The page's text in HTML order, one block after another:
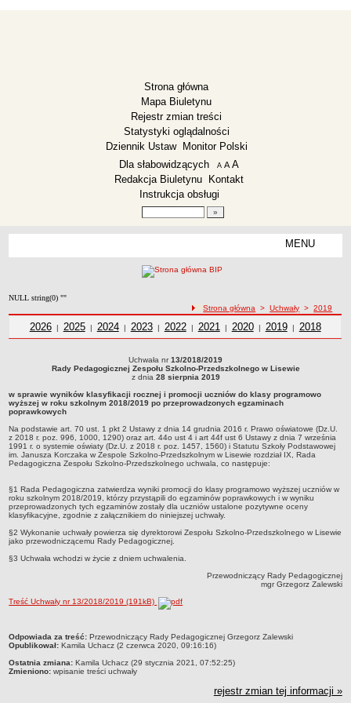
Strona główna
Mapa Biuletynu
Rejestr zmian treści
Statystyki oglądalności
Dziennik Ustaw
Monitor Polski
Menu dodatkowe
Dla słabowidzących A pomniejsz czcionkę
A standardowy rozmiar czcionki
A
Redakcja Biuletynu
Kontakt
Instrukcja obsługi
MENU
ZESPÓŁ SZKOLNO-PRZEDSZKOLNY LISEWO
Dane teleadresowe
Dyrekcja
Regulaminy
Kontrole Zewnętrzne
Dokumenty wewnętrzne
Zamówieia publiczne
Oferty pracy
Oświadczenie majątkowe
Finanse
Rekrutacja
Aktualności
NULL string(0) ""
ścieżka nawigacji
Strona główna >Uchwały >2019
Uchwały z roku
2026| Uchwały z roku
2025| Uchwały z roku
2024| Uchwały z roku
2023| Uchwały z roku
2022| Uchwały z roku
2021 | Uchwały z roku
2020| Uchwały z roku
2019|
Uchwały z
roku
2018
Uchwała nr 13/2018/2019Rady Pedagogicznej Zespołu Szkolno-Przedszkolnego w
Lisewiez dnia 28 sierpnia 2019w sprawie wyników klasyfikacji rocznej i promocji
przeprowadzonych egzaminach poprawkowychNa podstawie art. 70 ust. 1 pkt 2
Ustawy z dnia 14 grudnia 2016 r. Prawo oświatowe (Dz.U. z 2018 r. poz. 996, 1000,
1290) oraz art. 44o ust 4 i art 44f ust 6 Ustawy z dnia 7 września 1991 r. o systemie
oświaty (Dz.U. z 2018 r. poz. 1457, 1560) i Statutu Szkoły Podstawowej im. Janusza
Korczaka w Zespole Szkolno-Przedszkolnym w Lisewie rozdział IX, Rada
Pedagogiczna Zespołu Szkolno-Przedszkolnego uchwala, co następuje:
Uchwała nr13/2018/2019
Rady Pedagogicznej Zespołu Szkolno-Przedszkolnego w Lisewie
z dnia 28 sierpnia 2019
w sprawie wyników klasyfikacji rocznej i promocji uczniów do klasy programowo
wyższej w roku szkolnym 2018/2019 po przeprowadzonych egzaminach
poprawkowych
Na podstawie art. 70 ust. 1 pkt 2 Ustawy z dnia 14 grudnia 2016 r. Prawo oświatowe (Dz.U.
z 2018 r. poz. 996, 1000, 1290) oraz art. 44o ust 4 i art 44f ust 6 Ustawy z dnia 7 września
1991 r. o systemie oświaty (Dz.U. z 2018 r. poz. 1457, 1560) i Statutu Szkoły Podstawowej
im. Janusza Korczaka w Zespole Szkolno-Przedszkolnym w Lisewie rozdział IX, Rada
Pedagogiczna Zespołu Szkolno-Przedszkolnego uchwala, co następuje:
§1 Rada Pedagogiczna zatwierdza wyniki promocji do klasy programowo wyższej uczniów w
roku szkolnym 2018/2019, którzy przystąpili do egzaminów poprawkowych i w wyniku
przeprowadzonych tych egzaminów zostały dla uczniów ustalone pozytywne oceny
klasyfikacyjne, zgodnie z załącznikiem do niniejszej uchwały.
§2Wykonanie uchwały powierza się dyrektorowi Zespołu Szkolno-Przedszkolnego w Lisewie
jako przewodniczącemu Rady Pedagogicznej.
§3Uchwała wchodzi w życie z dniem uchwalenia.
Przewodniczący Rady Pedagogicznej
mgr Grzegorz Zalewski
Treść Uchwały nr 13/2018/2019 (191kB)
metryczka
Odpowiada za treść: Przewodniczący Rady Pedagogicznej Grzegorz Zalewski
Opublikował: Kamila Uchacz (2 czerwca 2020, 09:16:16)
Ostatnia zmiana: Kamila Uchacz (29 stycznia 2021, 07:52:25)
Zmieniono: wpisanie treści uchwały
rejestr zmian tej informacji »